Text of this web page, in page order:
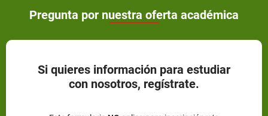
Pregunta por nuestra oferta académica
Si quieres información para estudiar
con nosotros, regístrate.